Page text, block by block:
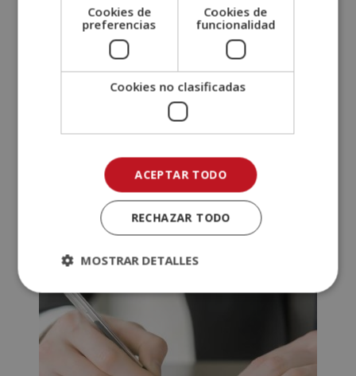
Postgrado Experto en Detección y
Actuación en el Maltrato Infantil
El
original
495,00€El
actual
495,00€.
Cookies de
preferencias
Cookies de
funcionalidad
Cookies no clasificadas
ACEPTAR TODO
RECHAZAR TODO
MOSTRAR DETALLES